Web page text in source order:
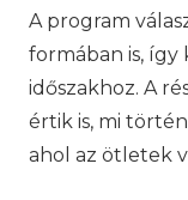
A program
formában is, így
időszakhoz. A
értik is, mi
ahol az ötletek